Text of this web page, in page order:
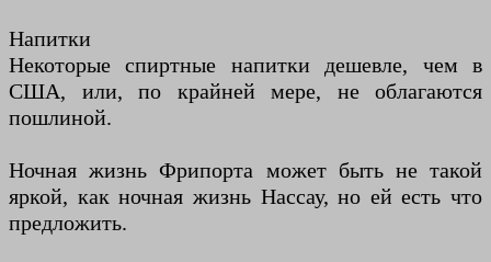
Напитки
Некоторые спиртные напитки дешевле, чем в
США, или, по крайней мере, не облагаются
пошлиной.
Ночная жизнь Фрипорта может быть не такой
яркой, как ночная жизнь Нассау, но ей есть что
предложить.